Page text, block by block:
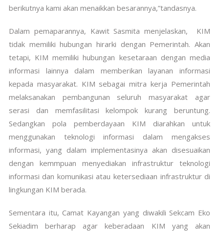
berikutnya kami akan menaikkan besarannya,”tandasnya.
Dalam pemaparannya, Kawit Sasmita menjelaskan, KIM
tidak memiliki hubungan hirarki dengan Pemerintah. Akan
tetapi, KIM memiliki hubungan kesetaraan dengan media
informasi lainnya dalam memberikan layanan informasi
kepada masyarakat. KIM sebagai mitra kerja Pemerintah
melaksanakan pembangunan seluruh masyarakat agar
serasi dan memfasilitasi kelompok kurang beruntung.
Sedangkan pola pemberdayaan KIM diarahkan untuk
menggunakan teknologi informasi dalam mengakses
informasi, yang dalam implementasinya akan disesuaikan
dengan kemmpuan menyediakan infrastruktur teknologi
informasi dan komunikasi atau ketersediaan infrastruktur di
lingkungan KIM berada.
Sementara itu, Camat Kayangan yang diwakili Sekcam Eko
Sekiadim berharap agar keberadaan KIM yang akan